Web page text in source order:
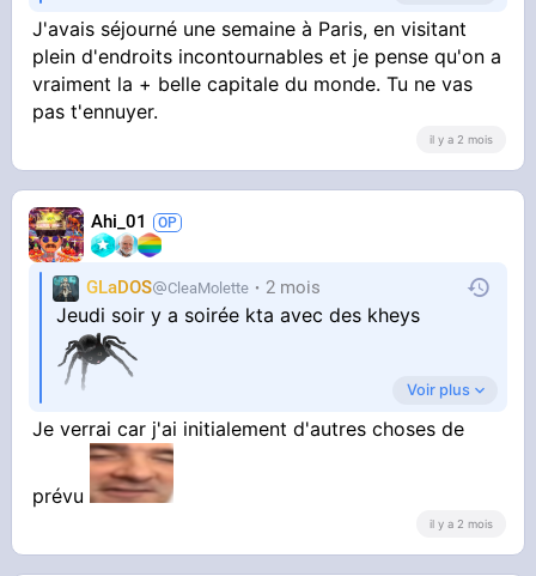
Des questions ?
J'avais séjourné une semaine à Paris, en visitant
plein d'endroits incontournables et je pense qu'on a
vraiment la + belle capitale du monde. Tu ne vas
pas t'ennuyer.
il y a 2 mois
Ahi_01
GLaDOS CleaMolette 2 mois
Jeudi soir y a soirée kta avec des kheys
#catacombes
Pas sûr de venir par contre parce que y aura
mon père sur Paris exceptionnellement
Voir plus
Je verrai car j'ai initialement d'autres choses de
prévu
il y a 2 mois